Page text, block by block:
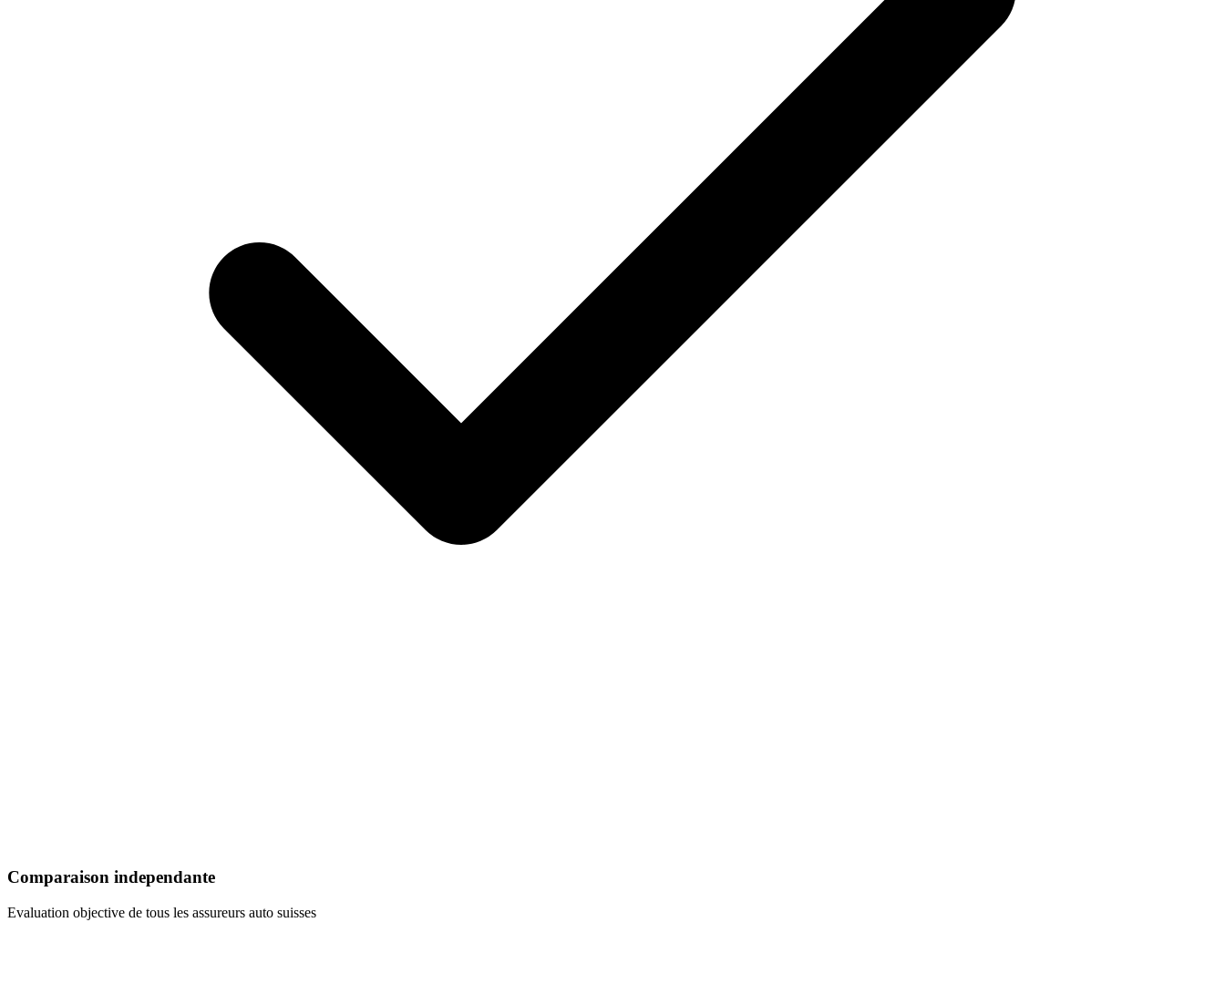
Comparaison independante
Evaluation objective de tous les assureurs auto suisses